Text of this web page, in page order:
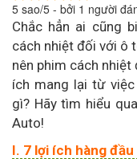
5 sao/5 - bởi 1 người
Chắc hẳn ai cũng
cách nhiệt đối với ô
nên phim cách
ích mang lại từ việc
gì? Hãy tìm hiểu
Auto!
I. 7 lợi ích hàng